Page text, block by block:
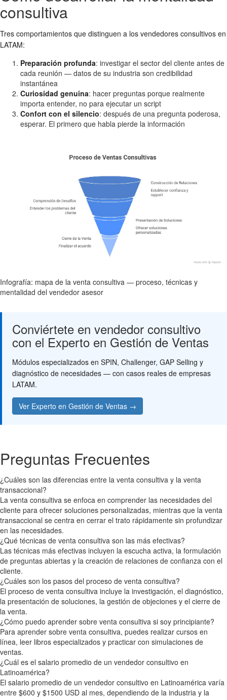
consultiva
Tres comportamientos que distinguen a los vendedores consultivos en
LATAM:
Preparación profunda: investigar el sector del cliente antes de
cada reunión — datos de su industria son credibilidad
instantánea
Curiosidad genuina: hacer preguntas porque realmente
importa entender, no para ejecutar un script
Confort con el silencio: después de una pregunta poderosa,
esperar. El primero que habla pierde la información
Infografía: mapa de la venta consultiva — proceso, técnicas y
mentalidad del vendedor asesor
Conviértete en vendedor consultivo
con el Experto en Gestión de Ventas
Módulos especializados en SPIN, Challenger, GAP Selling y
diagnóstico de necesidades — con casos reales de empresas
LATAM.
Ver Experto en Gestión de Ventas →
Preguntas Frecuentes
¿Cuáles son las diferencias entre la venta consultiva y la venta
transaccional?
La venta consultiva se enfoca en comprender las necesidades del
cliente para ofrecer soluciones personalizadas, mientras que la venta
transaccional se centra en cerrar el trato rápidamente sin profundizar
en las necesidades.
¿Qué técnicas de venta consultiva son las más efectivas?
Las técnicas más efectivas incluyen la escucha activa, la formulación
de preguntas abiertas y la creación de relaciones de confianza con el
cliente.
¿Cuáles son los pasos del proceso de venta consultiva?
El proceso de venta consultiva incluye la investigación, el diagnóstico,
la presentación de soluciones, la gestión de objeciones y el cierre de
la venta.
¿Cómo puedo aprender sobre venta consultiva si soy principiante?
Para aprender sobre venta consultiva, puedes realizar cursos en
línea, leer libros especializados y practicar con simulaciones de
ventas.
¿Cuál es el salario promedio de un vendedor consultivo en
Latinoamérica?
El salario promedio de un vendedor consultivo en Latinoamérica varía
entre $600 y $1500 USD al mes, dependiendo de la industria y la